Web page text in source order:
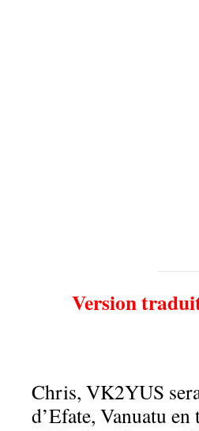
Version
Chris, VK2YUS
d’Efate, Vanuatu en